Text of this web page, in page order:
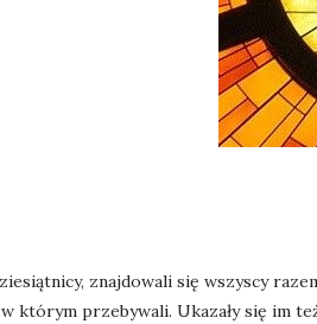
znajdowali się wszyscy
w którym przebywali. Ukazały się im